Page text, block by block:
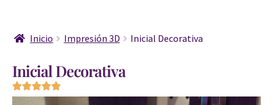
Inicio Impresión 3D Inicial Decorativa
Inicial Decorativa
